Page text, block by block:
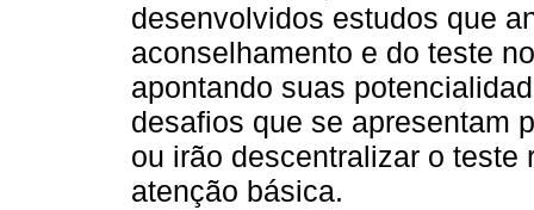
desenvolvidos estudos que
aconselhamento e do teste
apontando suas
desafios que se apresentam
ou irão descentralizar o teste
atenção básica.